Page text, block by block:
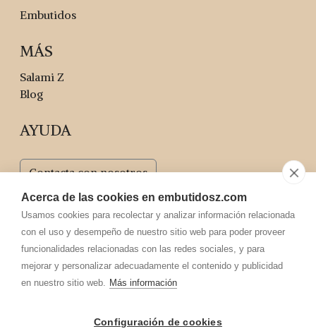
Acerca de las cookies en embutidosz.com
Usamos cookies para recolectar y analizar información relacionada
con el uso y desempeño de nuestro sitio web para poder proveer
funcionalidades relacionadas con las redes sociales, y para
mejorar y personalizar adecuadamente el contenido y publicidad
en nuestro sitio web. Más información
Configuración de cookies
Embutidos
MÁS
Salami Z
Blog
AYUDA
Contacta con nosotros
C/ San José Obrero, 6